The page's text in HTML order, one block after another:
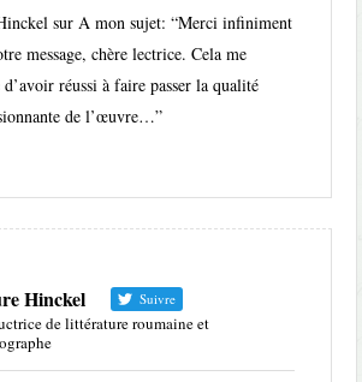
surA mon sujet: “Merci infiniment
message, chère lectrice. Cela me
réussi à faire passer la qualité
de l’œuvre…”
Hinckel Suivre
de littérature roumaine et